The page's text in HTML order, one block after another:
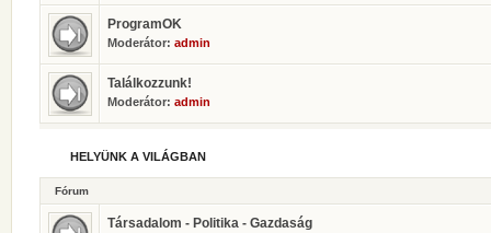
ProgramOK
Moderátor: admin
Találkozzunk!
Moderátor: admin
HELYÜNK A VILÁGBAN
Fórum
Társadalom - Politika - Gazdaság